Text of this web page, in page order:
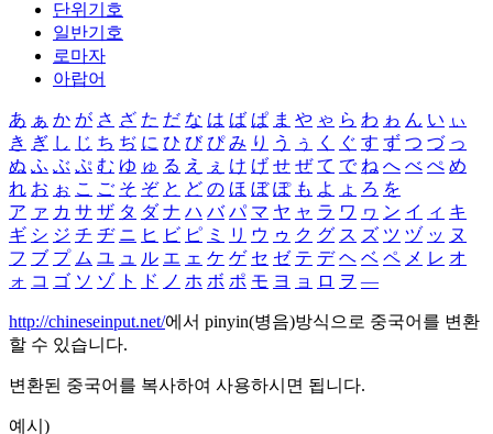
단위기호
일반기호
로마자
아랍어
あ ぁ か が さ ざ た だ な は ば ぱ ま や ゃ ら わ ゎ ん い ぃ
き ぎ し じ ち ぢ に ひ び ぴ み り う ぅ く ぐ す ず つ づ っ
ぬ ふ ぶ ぷ む ゆ ゅ る え ぇ け げ せ ぜ て で ね へ べ ぺ め
れ お ぉ こ ご そ ぞ と ど の ほ ぼ ぽ も よ ょ ろ を
ア ァ カ サ ザ タ ダ ナ ハ バ パ マ ヤ ャ ラ ワ ヮ ン イ ィ キ
ギ シ ジ チ ヂ ニ ヒ ビ ピ ミ リ ウ ゥ ク グ ス ズ ツ ヅ ッ ヌ
フ ブ プ ム ユ ュ ル エ ェ ケ ゲ セ ゼ テ デ ヘ ベ ペ メ レ オ
ォ コ ゴ ソ ゾ ト ド ノ ホ ボ ポ モ ヨ ョ ロ ヲ ―
http://chineseinput.net/에서 pinyin(병음)방식으로 중국어를 변환
할 수 있습니다.
변환된 중국어를 복사하여 사용하시면 됩니다.
예시)